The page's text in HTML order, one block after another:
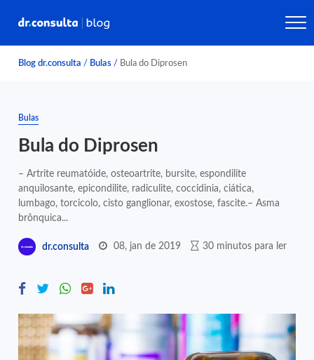
Blog dr.consulta / Bulas / Bula do Diprosen
Bulas
Bula do Diprosen
– Artrite reumatóide, osteoartrite, bursite, espondilite
anquilosante, epicondilite, radiculite, coccidinia, ciática,
lumbago, torcicolo, cisto ganglionar, exostose, fascite.– Asma
brônquica...
dr.consulta 08, jan de 2019 30 minutos para ler